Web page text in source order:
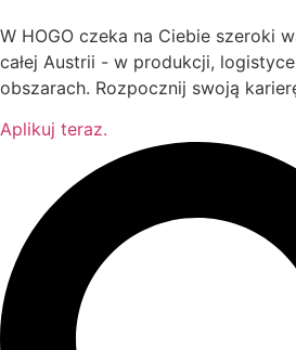
W HOGO czeka na Ciebie szeroki
całej Austrii - w produkcji,
obszarach. Rozpocznij swoją
Aplikuj teraz.